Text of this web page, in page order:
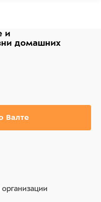
и
домашних
Валте